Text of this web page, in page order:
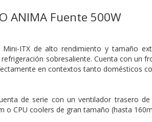
ANIMA Fuente 500W
ITX de alto rendimiento y tamaño
sobresaliente. Cuenta con un
en contextos tanto domésticos
de serie con un ventilador trasero
o CPU coolers de gran tamaño (hasta